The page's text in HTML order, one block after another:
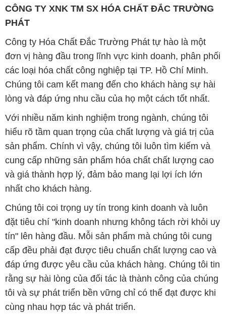
CÔNG TY XNK TM SX HÓA CHẤT ĐẮC TRƯỜNG
PHÁT
Công ty Hóa Chất Đắc Trường Phát tự hào là một
đơn vị hàng đầu trong lĩnh vực kinh doanh, phân phối
các loại hóa chất công nghiệp tại TP. Hồ Chí Minh.
Chúng tôi cam kết mang đến cho khách hàng sự hài
lòng và đáp ứng nhu cầu của họ một cách tốt nhất.
Với nhiều năm kinh nghiệm trong ngành, chúng tôi
hiểu rõ tầm quan trọng của chất lượng và giá trị của
sản phẩm. Chính vì vậy, chúng tôi luôn tìm kiếm và
cung cấp những sản phẩm hóa chất chất lượng cao
và giá thành hợp lý, đảm bảo mang lại lợi ích lớn
nhất cho khách hàng.
Chúng tôi coi trọng uy tín trong kinh doanh và luôn
đặt tiêu chí "kinh doanh nhưng không tách rời khỏi uy
tín" lên hàng đầu. Mỗi sản phẩm mà chúng tôi cung
cấp đều phải đạt được tiêu chuẩn chất lượng cao và
đáp ứng được yêu cầu của khách hàng. Chúng tôi tin
rằng sự hài lòng của đối tác là thành công của chúng
tôi và sự phát triển bền vững chỉ có thể đạt được khi
cùng nhau hợp tác và phát triển.